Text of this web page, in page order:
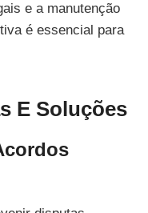
e a manutenção
é essencial para
E Soluções